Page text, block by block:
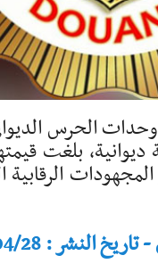
الحرس
الرقابية
: 2026/04/28